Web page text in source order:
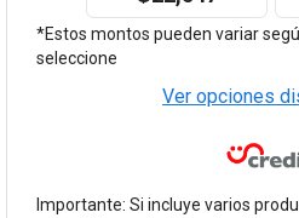
*Estos montos pueden variar
seleccione
Ver opciones
Importante: Si incluye varios